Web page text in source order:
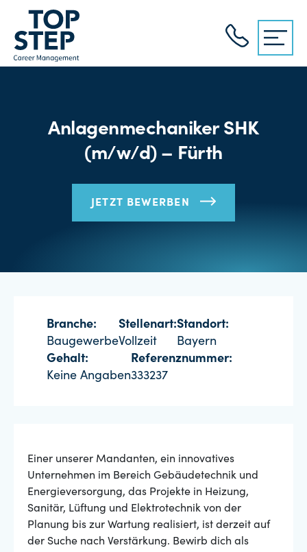
Anlagenmechaniker SHK
(m/w/d) – Fürth
JETZT BEWERBEN
Branche:
Baugewerbe
Stellenart:
Vollzeit
Standort:
Bayern
Gehalt:
Keine Angaben
Referenznummer:
333237
Einer unserer Mandanten, ein innovatives
Unternehmen im Bereich Gebäudetechnik und
Energieversorgung, das Projekte in Heizung,
Sanitär, Lüftung und Elektrotechnik von der
Planung bis zur Wartung realisiert, ist derzeit auf
der Suche nach Verstärkung. Bewirb dich als